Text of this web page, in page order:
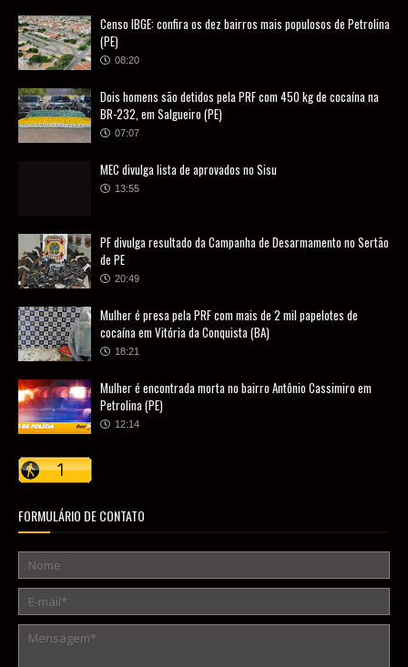
Censo IBGE: confira os dez bairros mais populosos de Petrolina
(PE)
08:20
Dois homens são detidos pela PRF com 450 kg de cocaína na
BR-232, em Salgueiro (PE)
07:07
MEC divulga lista de aprovados no Sisu
13:55
PF divulga resultado da Campanha de Desarmamento no Sertão
de PE
20:49
Mulher é presa pela PRF com mais de 2 mil papelotes de
cocaína em Vitória da Conquista (BA)
18:21
Mulher é encontrada morta no bairro Antônio Cassimiro em
Petrolina (PE)
12:14
FORMULÁRIO DE CONTATO